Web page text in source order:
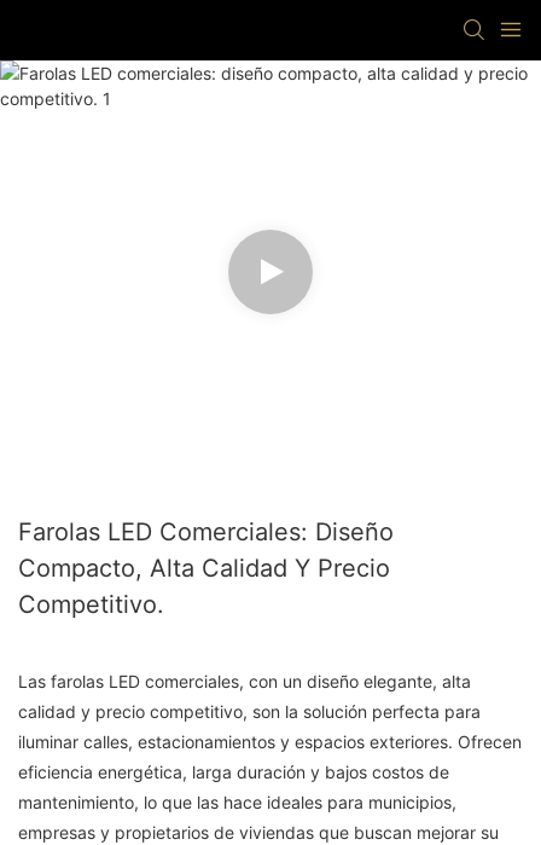
Farolas LED Comerciales: Diseño
Compacto, Alta Calidad Y Precio
Competitivo.
Las farolas LED comerciales, con un diseño elegante, alta
calidad y precio competitivo, son la solución perfecta para
iluminar calles, estacionamientos y espacios exteriores. Ofrecen
eficiencia energética, larga duración y bajos costos de
mantenimiento, lo que las hace ideales para municipios,
empresas y propietarios de viviendas que buscan mejorar su